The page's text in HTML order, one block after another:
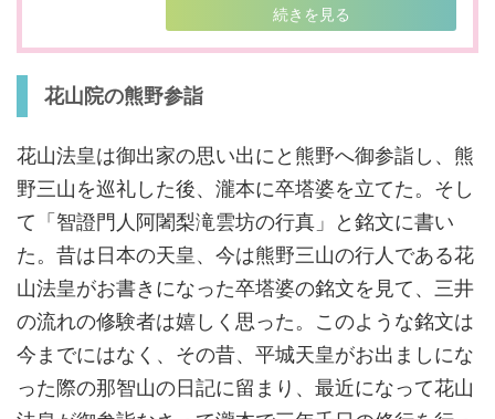
続きを見る
花山院の熊野参詣
花山法皇は御出家の思い出にと熊野へ御参詣し、熊
野三山を巡礼した後、瀧本に卒塔婆を立てた。そし
て「智證門人阿闍梨滝雲坊の行真」と銘文に書い
た。昔は日本の天皇、今は熊野三山の行人である花
山法皇がお書きになった卒塔婆の銘文を見て、三井
の流れの修験者は嬉しく思った。このような銘文は
今までにはなく、その昔、平城天皇がお出ましにな
った際の那智山の日記に留まり、最近になって花山